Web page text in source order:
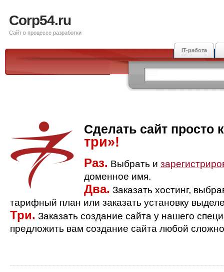
Corp54.ru
Сайт в процессе разработки
IT-работа
Сделать сайт просто
три»!
Раз. Выбрать и
доменное имя.
Два. Заказать хостинг,
тарифный план или заказать установку
Три. Заказать создание сайта у нашего
предложить вам создание сайта любой